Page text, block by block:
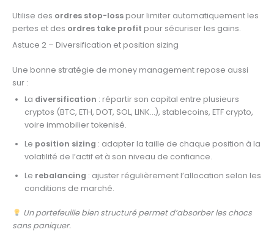
Utilise des ordres stop-losspour limiter automatiquement les
pertes et des ordres take profit pour sécuriser les gains.
Astuce 2 – Diversification et position sizing
Une bonne stratégie de money management repose aussi
sur :
La diversification : répartir son capital entre plusieurs
cryptos (BTC, ETH, DOT, SOL, LINK…), stablecoins, ETF crypto,
voire immobilier tokenisé.
Le position sizing : adapter la taille de chaque position à la
volatilité de l’actif et à son niveau de confiance.
Le rebalancing : ajuster régulièrement l’allocation selon les
conditions de marché.
Un portefeuille bien structuré permet d’absorber les chocs
sans paniquer.